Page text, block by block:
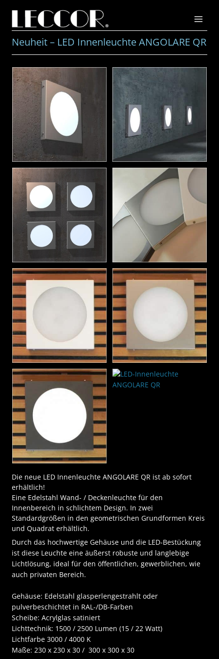
springen
Neuheit – LED Innenleuchte ANGOLARE QR
Die neue LED Innenleuchte ANGOLARE QR ist ab sofort
erhältlich!
Eine Edelstahl Wand- / Deckenleuchte für den
Innenbereich in schlichtem Design. In zwei
Standardgrößen in den geometrischen Grundformen Kreis
und Quadrat erhältlich.
Durch das hochwertige Gehäuse und die LED-Bestückung
ist diese Leuchte eine äußerst robuste und langlebige
Lichtlösung, ideal für den öffentlichen, gewerblichen, wie
auch privaten Bereich.
Gehäuse: Edelstahl glasperlengestrahlt oder
pulverbeschichtet in RAL-/DB-Farben
Scheibe: Acrylglas satiniert
Lichttechnik: 1500 / 2500 Lumen (15 / 22 Watt)
Lichtfarbe 3000 / 4000 K
Maße: 230 x 230 x 30 / 300 x 300 x 30